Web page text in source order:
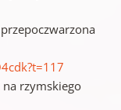
na rzymskiego